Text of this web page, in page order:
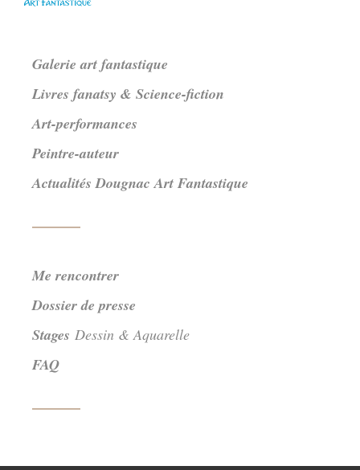
Galerie art fantastique
Livres fanatsy & Science-fiction
Art-performances
Peintre-auteur
Actualités Dougnac Art Fantastique
Me rencontrer
Dossier de presse
Stages Dessin & Aquarelle
FAQ